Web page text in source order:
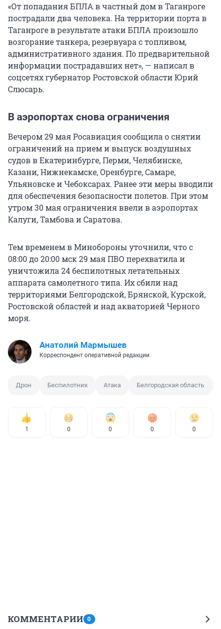
«От попадания БПЛА в частный дом в Таганроге
пострадали два человека. На территории порта в
Таганроге в результате атаки БПЛА произошло
возгорание танкера, резервуара с топливом,
административного здания. По предварительной
информации пострадавших нет», — написал в
соцсетях губернатор Ростовской области Юрий
Слюсарь.
В аэропортах снова ограничения
Вечером 29 мая Росавиация сообщила о снятии
ограничений на прием и выпуск воздушных
судов в Екатеринбурге, Перми, Челябинске,
Казани, Нижнекамске, Оренбурге, Самаре,
Ульяновске и Чебоксарах. Ранее эти меры вводили
для обеспечения безопасности полетов. При этом
утром 30 мая ограничения ввели в аэропортах
Калуги, Тамбова и Саратова.
Тем временем в Минобороны уточнили, что с
08:00 до 20:00 мск 29 мая ПВО перехватила и
уничтожила 24 беспилотных летательных
аппарата самолетного типа. Их сбили над
территориями Белгородской, Брянской, Курской,
Ростовской областей и над акваторией Черного
моря.
Анатолий Мармышев
Корреспондент оперативной редакции
Дрон Беспилотник Атака Белгородская область
1 0 0 0 0
КОММЕНТАРИИ 0